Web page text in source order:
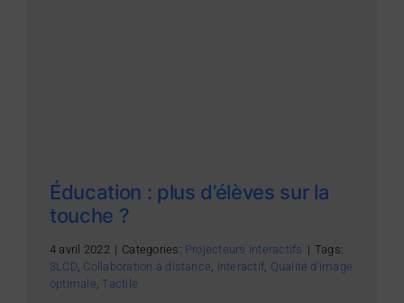
Éducation : plus d’élèves sur la
touche ?
4 avril 2022 | Categories: Projecteurs interactifs | Tags:
3LCD, Collaboration à distance, Interactif, Qualité d'image
optimale,Tactile